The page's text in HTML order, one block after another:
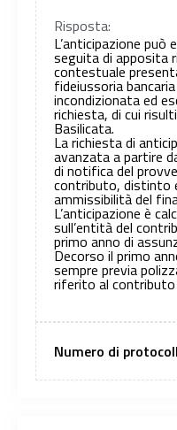
Risposta:
L’anticipazione
seguita di apposita
contestuale
fideiussoria
incondizionata ed
richiesta, di cui
Basilicata.
La richiesta di
avanzata a partire
di notifica del
contributo, distinto
ammissibilità del
L’anticipazione è
sull’entità del
primo anno di
Decorso il primo
sempre previa
riferito al contributo
Numero di